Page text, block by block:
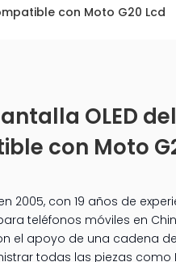
con Moto G20 Lcd
OLED
con Moto
2005, con 19 años de
teléfonos móviles en
el apoyo de una cadena
todas las piezas como